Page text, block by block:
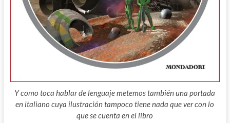
Y como toca hablar de lenguaje metemos también una portada
en italiano cuya ilustración tampoco tiene nada que ver con lo
que se cuenta en el libro